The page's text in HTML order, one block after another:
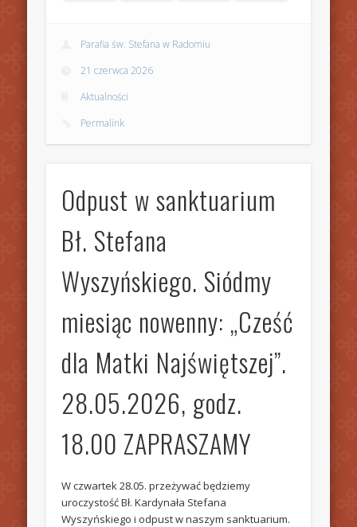
Parafia św. Stefana w Radomiu
21 czerwca 2026
Aktualności
Permalink
Odpust w sanktuarium
Bł. Stefana
Wyszyńskiego. Siódmy
miesiąc nowenny: „Cześć
dla Matki Najświętszej”.
28.05.2026, godz.
18.00 ZAPRASZAMY
W czwartek 28.05. przeżywać będziemy
uroczystość Bł. Kardynała Stefana
Wyszyńskiego i odpust w naszym sanktuarium.